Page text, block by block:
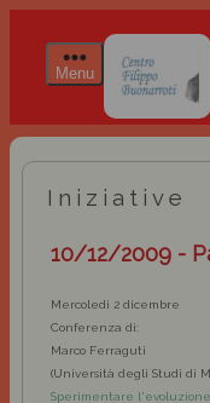
Menu
Iniziative
10/12/2009 -
Mercoledì 2 dicembre
Conferenza di:
Marco Ferraguti
(Università degli Studi di
Sperimentare